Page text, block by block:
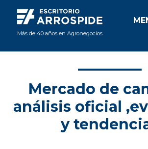
Más de 40 años en Agronegocios
Mercado de
análisis oficial
y